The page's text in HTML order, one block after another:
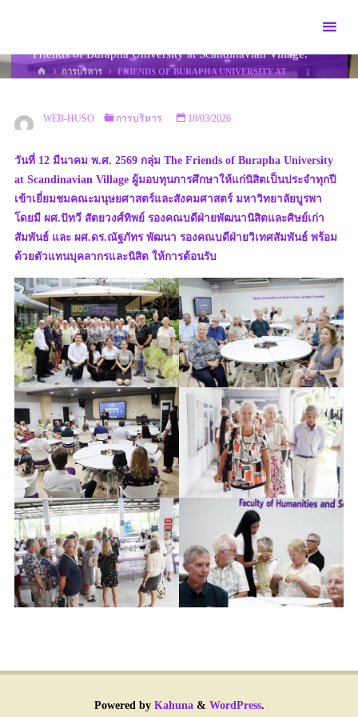
Friends of Burapha University at Scandinavian Village.
HOME
การบริหาร
FRIENDS OF BURAPHA UNIVERSITY AT
WEB-HUSO การบริหาร 18/03/2026
วันที่ 12 มีนาคม พ.ศ. 2569 กลุ่ม The Friends of Burapha University
at Scandinavian Village ผู้มอบทุนการศึกษาให้แก่นิสิตเป็นประจำทุกปี
เข้าเยี่ยมชมคณะมนุษยศาสตร์และสังคมศาสตร์ มหาวิทยาลัยบูรพา
โดยมี ผศ.ปัทวี สัตยวงศ์ทิพย์ รองคณบดีฝ่ายพัฒนานิสิตและศิษย์เก่า
สัมพันธ์ และ ผศ.ดร.ณัฐภัทร พัฒนา รองคณบดีฝ่ายวิเทศสัมพันธ์ พร้อม
ด้วยตัวแทนบุคลากรและนิสิต ให้การต้อนรับ
Powered byKahuna& WordPress.